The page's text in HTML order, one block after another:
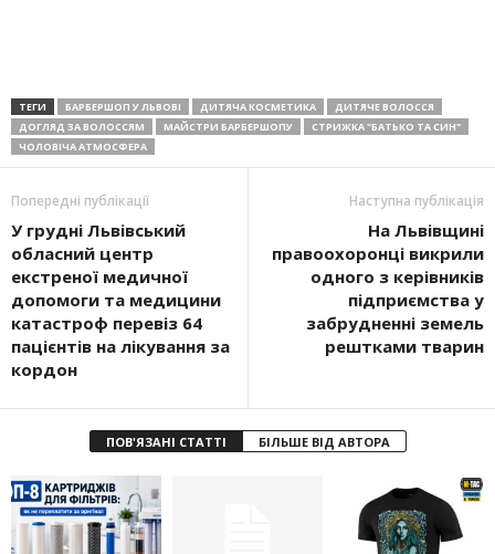
ТЕГИ БАРБЕРШОП У ЛЬВОВІ ДИТЯЧА КОСМЕТИКА
ДИТЯЧЕ ВОЛОССЯ
ДОГЛЯД ЗА ВОЛОССЯМ
МАЙСТРИ БАРБЕРШОПУ
СТРИЖКА "БАТЬКО ТА СИН"
ЧОЛОВІЧА АТМОСФЕРА
Попередні публікації
У грудні Львівський
обласний центр
екстреної медичної
допомоги та медицини
катастроф перевіз 64
пацієнтів на лікування за
кордон
Наступна публікація
На Львівщині
правоохоронці викрили
одного з керівників
підприємства у
забрудненні земель
рештками тварин
ПОВ'ЯЗАНІ СТАТТІ БІЛЬШЕ ВІД АВТОРА